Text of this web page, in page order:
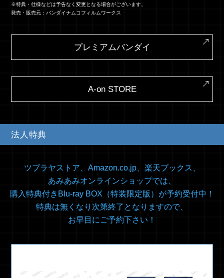
※特典・仕様などは予告なく変更となる場合がございます。
発売・販売元：バンダイナムコフィルムワークス
プレミアムバンダイ
A-on STORE
法人特典
ツブラヤストア、Amazon.co.jp、楽天ブックス、
あみあみオンラインショップでは、
購入特典付きBlu-ray BOX（特装限定版）が予約受付中！
特典は無くなり次第終了となりますので、
お早目にご予約下さい！